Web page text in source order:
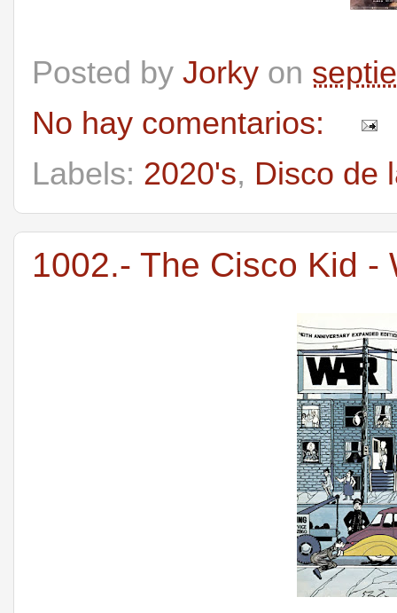
Posted by Jorky on
No hay comentarios:
Labels: 2020's, Disco de
1002.- The Cisco Kid -